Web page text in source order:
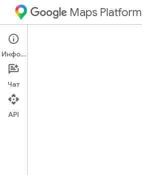
Maps Platform
Mobility Services
Отслеживание флота
Информация
Чат
API